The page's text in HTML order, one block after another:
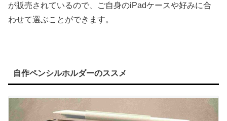
が販売されているので、ご自身のiPadケースや好みに合
わせて選ぶことができます。
自作ペンシルホルダーのススメ